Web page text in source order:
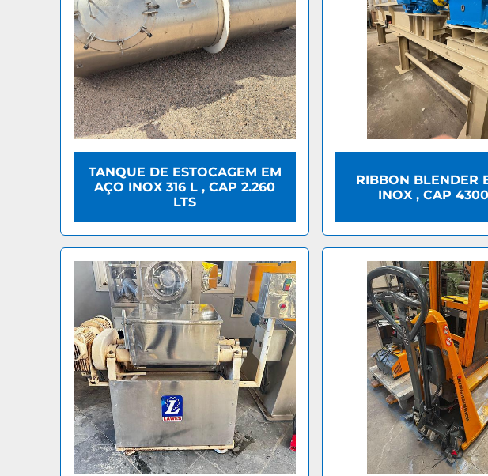
TANQUE DE ESTOCAGEM EM
AÇO INOX 316 L , CAP 2.260
LTS
RIBBON BLENDER
INOX , CAP